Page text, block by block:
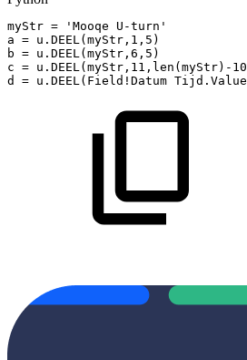
myStr = 'Mooqe
U-turn'
a = u . DEEL (myStr , 1 , 5 )
b = u . DEEL (myStr , 6 , 5 )
c = u . DEEL (myStr , 11 , len (myStr) - 10
d
= u . DEEL ( Field!Datum Tijd . Value